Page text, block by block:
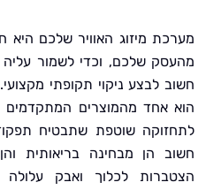
מיזוג האוויר שלכם היא חלק
שלכם, וכדי לשמור עליה
לבצע ניקוי תקופתי מקצועי. מזגן
מהמוצרים המתקדמים בשוק,
שוטפת שתבטיח תפקוד יעיל
הן מבחינה בריאותית והן
לכלוך ואבק עלולה לפגוע